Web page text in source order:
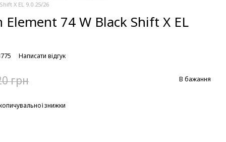
X EL 9.0 25/26
Element 74 W Black Shift X EL
Написати відгук
грн В бажання
знижки